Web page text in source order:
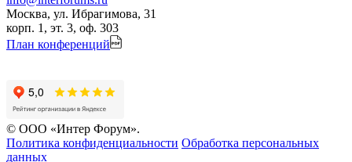
Москва, ул. Ибрагимова, 31
корп. 1, эт. 3, оф. 303
План конференций
© ООО «Интер Форум».
Политика конфиденциальности Обработка персональных
данных